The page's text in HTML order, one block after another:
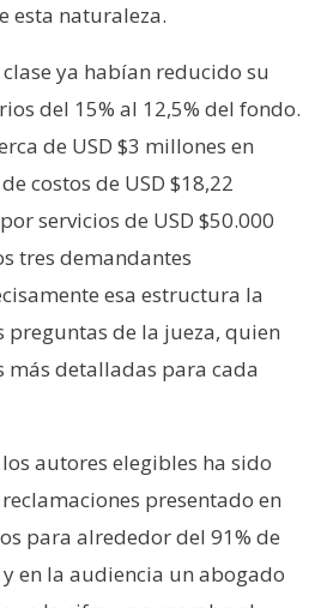
esta naturaleza.
ya habían reducido su
del 15% al 12,5% del fondo.
de USD $3 millones en
costos de USD $18,22
servicios de USD $50.000
tres demandantes
esa estructura la
preguntas de la jueza, quien
detalladas para cada
autores elegibles ha sido
presentado en
para alrededor del 91% de
en la audiencia un abogado